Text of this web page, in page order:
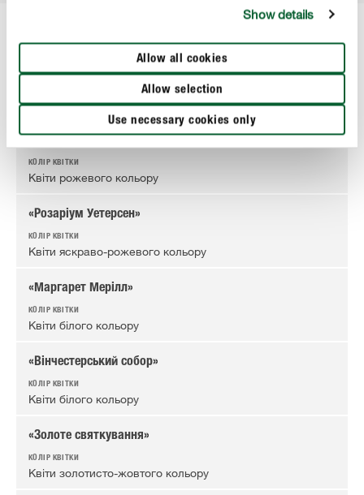
Show details
Allow all cookies
Allow selection
Use necessary cookies only
Ці троянди можна висаджувати в горщики або
діжки
Квіти рожевого кольору
«Розаріум Уетерсен»
Квіти яскраво-рожевого кольору
«Маргарет Мерілл»
Квіти білого кольору
«Вінчестерський собор»
Квіти білого кольору
«Золоте святкування»
Квіти золотисто-жовтого кольору